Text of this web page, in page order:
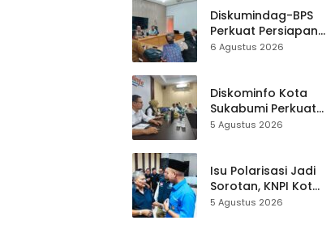
Hampir 500 Koleksi
Dipisahkan
Diskumindag-BPS
Perkuat Persiapan
Sensus Ekonomi,
Terbuka Beri Data
6 Agustus 2026
Diskominfo Kota
Sukabumi Perkuat
Satu Data
Kewilayahan
Dikebut
5 Agustus 2026
Isu Polarisasi Jadi
Sorotan, KNPI Kota
Sukabumi Ajak
5 Agustus 2026